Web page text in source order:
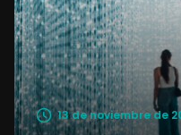
13 de noviembre de